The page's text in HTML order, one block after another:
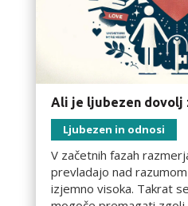
Ali je ljubezen dovolj
Ljubezen in odnosi
V začetnih fazah
prevladajo nad
izjemno visoka. Takrat